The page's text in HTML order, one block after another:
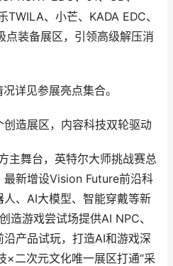
TWILA、小芒、KADA EDC、
点装备展区，引领高级解压消
见参展亮点集合。
造展区，内容科技双轮驱动
舞台，英特尔大师挑战赛总
最新增设Vision Future前沿科
、AI大模型、智能穿戴等新
游戏尝试场提供AI NPC、
产品试玩，打造AI和游戏深
×二次元文化唯一展区打通“采